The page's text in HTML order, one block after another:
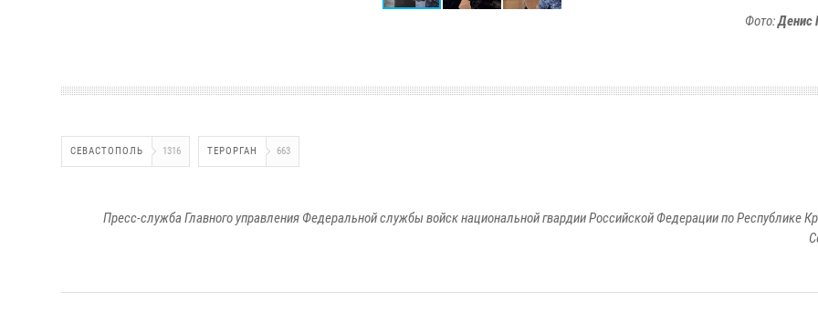
Фото:Денис
СЕВАСТОПОЛЬ 1316 ТЕРОРГАН 663
Пресс-служба Главного управления Федеральной службы войск национальной гвардии Российской Федерации по Республике